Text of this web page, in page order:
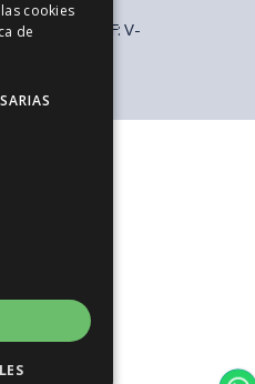
MPS | CIF: V-
cookies
de